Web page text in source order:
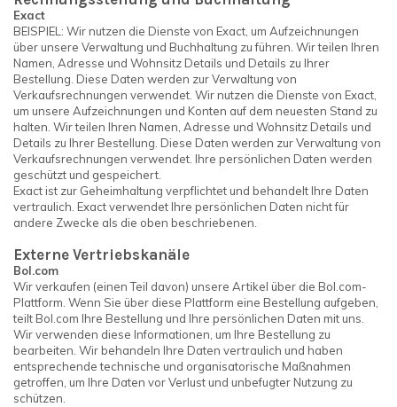
Exact
BEISPIEL: Wir nutzen die Dienste von Exact, um Aufzeichnungen
über unsere Verwaltung und Buchhaltung zu führen. Wir teilen Ihren
Namen, Adresse und Wohnsitz Details und Details zu Ihrer
Bestellung. Diese Daten werden zur Verwaltung von
Verkaufsrechnungen verwendet. Wir nutzen die Dienste von Exact,
um unsere Aufzeichnungen und Konten auf dem neuesten Stand zu
halten. Wir teilen Ihren Namen, Adresse und Wohnsitz Details und
Details zu Ihrer Bestellung. Diese Daten werden zur Verwaltung von
Verkaufsrechnungen verwendet. Ihre persönlichen Daten werden
geschützt und gespeichert.
Exact ist zur Geheimhaltung verpflichtet und behandelt Ihre Daten
vertraulich. Exact verwendet Ihre persönlichen Daten nicht für
andere Zwecke als die oben beschriebenen.
Externe Vertriebskanäle
Bol.com
Wir verkaufen (einen Teil davon) unsere Artikel über die Bol.com-
Plattform. Wenn Sie über diese Plattform eine Bestellung aufgeben,
teilt Bol.com Ihre Bestellung und Ihre persönlichen Daten mit uns.
Wir verwenden diese Informationen, um Ihre Bestellung zu
bearbeiten. Wir behandeln Ihre Daten vertraulich und haben
entsprechende technische und organisatorische Maßnahmen
getroffen, um Ihre Daten vor Verlust und unbefugter Nutzung zu
schützen.